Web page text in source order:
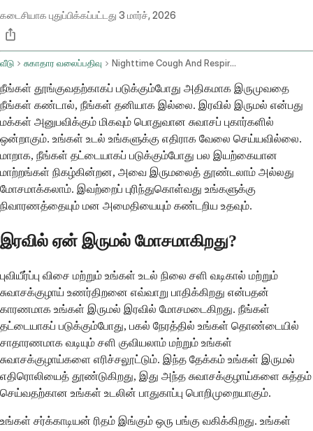
கடைசியாக புதுப்பிக்கப்பட்டது 3 மார்ச், 2026
வீடு சுகாதார வலைப்பதிவு Nighttime Cough And Respiratory Symptoms
நீங்கள் தூங்குவதற்காகப் படுக்கும்போது அதிகமாக இருமுவதை
நீங்கள் கண்டால், நீங்கள் தனியாக இல்லை. இரவில் இருமல் என்பது
மக்கள் அனுபவிக்கும் மிகவும் பொதுவான சுவாசப் புகார்களில்
ஒன்றாகும். உங்கள் உடல் உங்களுக்கு எதிராக வேலை செய்யவில்லை.
மாறாக, நீங்கள் தட்டையாகப் படுக்கும்போது பல இயற்கையான
மாற்றங்கள் நிகழ்கின்றன, அவை இருமலைத் தூண்டலாம் அல்லது
மோசமாக்கலாம். இவற்றைப் புரிந்துகொள்வது உங்களுக்கு
நிவாரணத்தையும் மன அமைதியையும் கண்டறிய உதவும்.
இரவில் ஏன் இருமல் மோசமாகிறது?
புவியீர்ப்பு விசை மற்றும் உங்கள் உடல் நிலை சளி வடிகால் மற்றும்
சுவாசக்குழாய் உணர்திறனை எவ்வாறு பாதிக்கிறது என்பதன்
காரணமாக உங்கள் இருமல் இரவில் மோசமடைகிறது. நீங்கள்
தட்டையாகப் படுக்கும்போது, ​​பகல் நேரத்தில் உங்கள் தொண்டையில்
சாதாரணமாக வடியும் சளி குவியலாம் மற்றும் உங்கள்
சுவாசக்குழாய்களை எரிச்சலூட்டும். இந்த தேக்கம் உங்கள் இருமல்
எதிரொலியைத் தூண்டுகிறது, இது அந்த சுவாசக்குழாய்களை சுத்தம்
செய்வதற்கான உங்கள் உடலின் பாதுகாப்பு பொறிமுறையாகும்.
உங்கள் சர்க்காடியன் ரிதம் இங்கும் ஒரு பங்கு வகிக்கிறது. உங்கள்